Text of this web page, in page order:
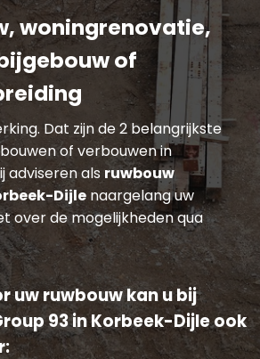
woningrenovatie,
of
Dat zijn de 2 belangrijkste
of verbouwen in
adviseren als ruwbouw
Dijle naargelang uw
over de mogelijkheden qua
uw ruwbouw kan u bij
93 in Korbeek-Dijle ook